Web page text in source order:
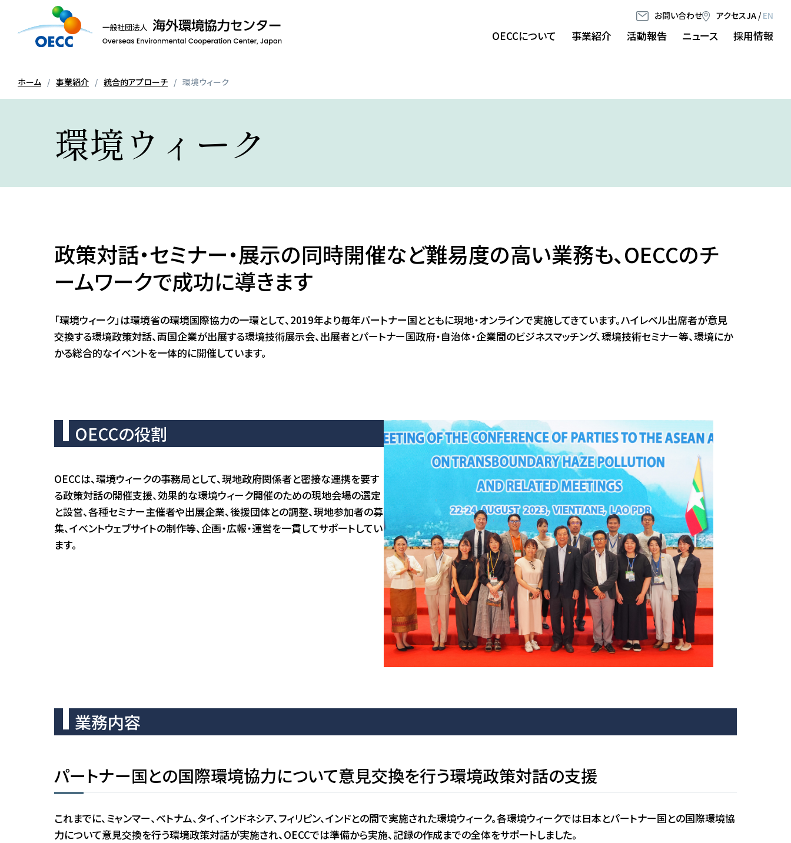
お問い合わせ アクセスJA / EN
OECCについて 事業紹介 活動報告 ニュース 採用情報
お問い合わせ
アクセス
ホーム 事業紹介 統合的アプローチ 環境ウィーク
環境ウィーク
政策対話・セミナー・展示の同時開催など難易度の高い業務も、OECCのチ
ームワークで成功に導きます
「環境ウィーク」は環境省の環境国際協力の一環として、2019年より毎年パートナー国とともに現地・オンラインで実施してきています。ハイレベル出席者が意見
交換する環境政策対話、両国企業が出展する環境技術展示会、出展者とパートナー国政府・自治体・企業間のビジネスマッチング、環境技術セミナー等、環境にか
かる総合的なイベントを一体的に開催しています。
OECCの役割
OECCは、環境ウィークの事務局として、現地政府関係者と密接な連携を要す
る政策対話の開催支援、効果的な環境ウィーク開催のための現地会場の選定
と設営、各種セミナー主催者や出展企業、後援団体との調整、現地参加者の募
集、イベントウェブサイトの制作等、企画・広報・運営を一貫してサポートしてい
ます。
業務内容
パートナー国との国際環境協力について意見交換を行う環境政策対話の支援
これまでに、ミャンマー、ベトナム、タイ、インドネシア、フィリピン、インドとの間で実施された環境ウィーク。各環境ウィークでは日本とパートナー国との国際環境協
力について意見交換を行う環境政策対話が実施され、OECCでは準備から実施、記録の作成までの全体をサポートしました。